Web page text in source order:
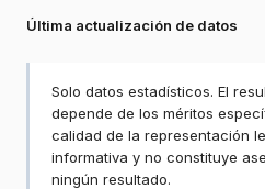
Última actualización de datos
Solo datos estadísticos. El
depende de los méritos
calidad de la representación
informativa y no constituye
ningún resultado.